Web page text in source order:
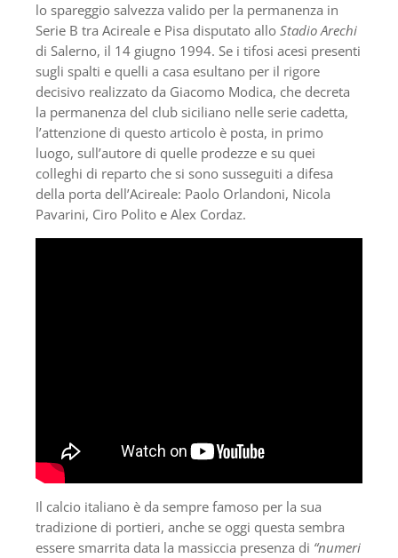
lo spareggio salvezza valido per la permanenza in
Serie B tra Acireale e Pisa disputato allo Stadio Arechi
di Salerno, il 14 giugno 1994. Se i tifosi acesi presenti
sugli spalti e quelli a casa esultano per il rigore
decisivo realizzato da Giacomo Modica, che decreta
la permanenza del club siciliano nelle serie cadetta,
l’attenzione di questo articolo è posta, in primo
luogo, sull’autore di quelle prodezze e su quei
colleghi di reparto che si sono susseguiti a difesa
della porta dell’Acireale: Paolo Orlandoni, Nicola
Pavarini, Ciro Polito e Alex Cordaz.
Il calcio italiano è da sempre famoso per la sua
tradizione di portieri, anche se oggi questa sembra
essere smarrita data la massiccia presenza di “numeri